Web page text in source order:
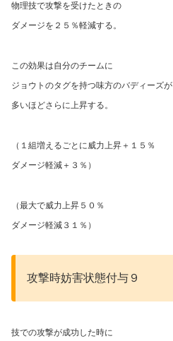
物理技で攻撃を受けたときの
ダメージを２５％軽減する。
この効果は自分のチームに
ジョウトのタグを持つ味方のバディーズが
多いほどさらに上昇する。
（１組増えるごとに威力上昇＋１５％
ダメージ軽減＋３％）
（最大で威力上昇５０％
ダメージ軽減３１％）
攻撃時妨害状態付与９
技での攻撃が成功した時に